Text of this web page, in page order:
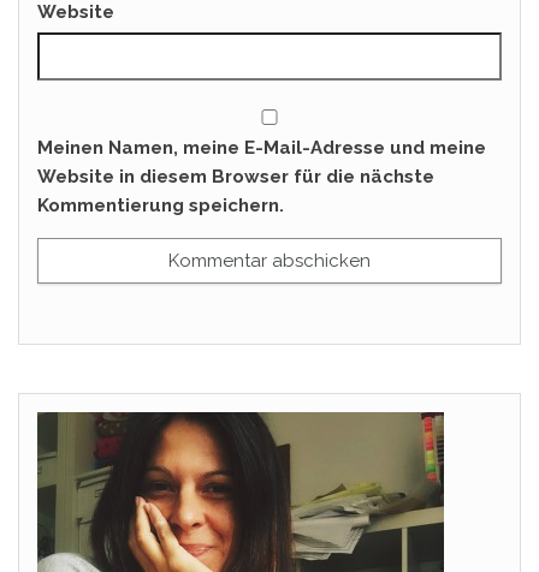
Website
Meinen Namen, meine E-Mail-Adresse und meine
Website in diesem Browser für die nächste
Kommentierung speichern.